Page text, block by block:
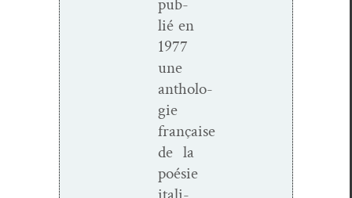
pub­
lié en
1977
une
antholo­
gie
française
de la
poésie